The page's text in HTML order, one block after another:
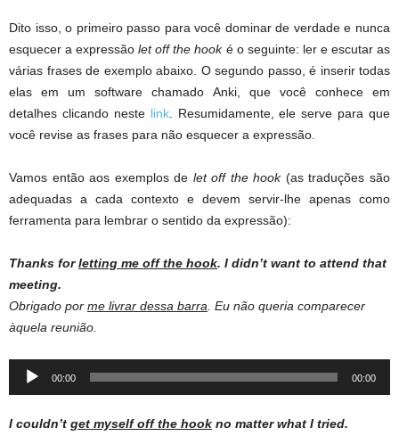
Dito isso, o primeiro passo para você dominar de verdade e nunca
esquecer a expressãolet off the hooké o seguinte: ler e escutar as
várias frases de exemplo abaixo. O segundo passo, é inserir todas
elas em um software chamado Anki, que você conhece em
detalhes clicando neste link. Resumidamente, ele serve para que
você revise as frases para não esquecer a expressão.
Vamos então aos exemplos de let off the hook(as traduções são
adequadas a cada contexto e devem servir-lhe apenas como
ferramenta para lembrar o sentido da expressão):
Thanks forletting me off the hook. I didn’t want to attend that
meeting.
Obrigado por me livrar dessa barra . Eu não queria comparecer
àquela reunião.
Audio
00:00 00:00
I couldn’t get myself off the hook no matter what I tried.